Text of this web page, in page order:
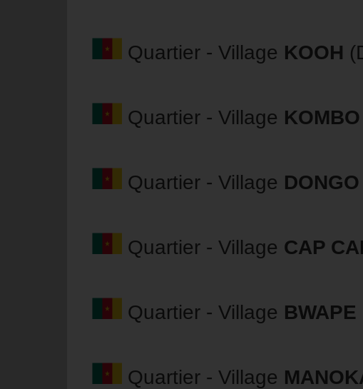
Quartier - Village KOOH
Quartier - Village
Quartier - Village DONGO
Quartier - Village CAP
Quartier - Village BWAPE
Quartier - Village